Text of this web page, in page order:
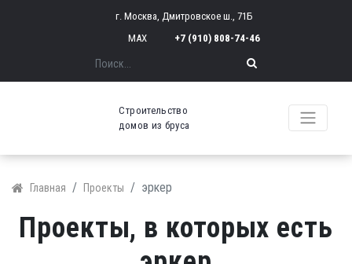
г. Москва, Дмитровское ш., 71Б
MAX
+7 (910) 808-74-46
Строительство
домов из бруса
Главная Проекты эркер
Проекты, в которых есть